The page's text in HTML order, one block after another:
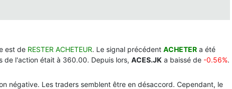
est de RESTER ACHETEUR. Le signal précédent ACHETER a été
de l'action était à 360.00. Depuis lors, ACES.JK a baissé de -0.56%.
négative. Les traders semblent être en désaccord. Cependant, le